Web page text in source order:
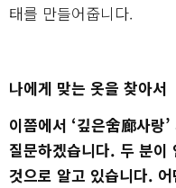
태를 만들어줍니다.
나에게 맞는 옷을 찾아서
이쯤에서 ‘깊은舍廊사랑
질문하겠습니다. 두 분
것으로 알고 있습니다.